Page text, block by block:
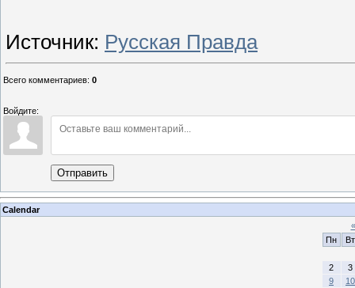
Источник: Русская Правда
Всего комментариев: 0
Войдите:
Отправить
Calendar
«
Пн
Вт
2
3
9
10